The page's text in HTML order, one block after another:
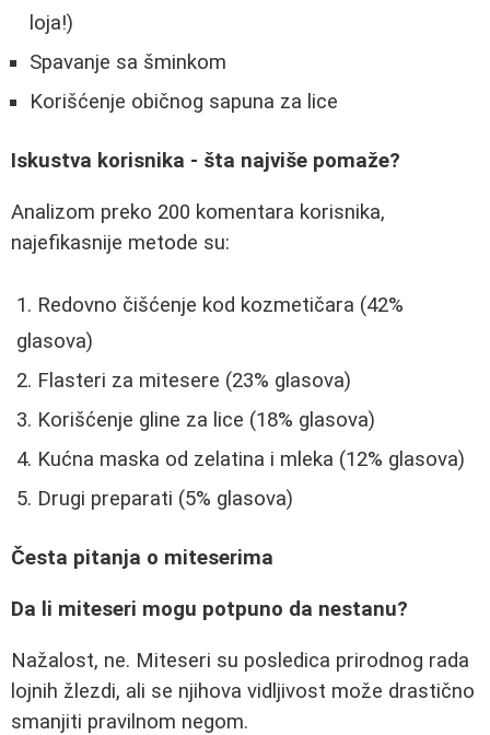
loja!)
Spavanje sa šminkom
Korišćenje običnog sapuna za lice
Iskustva korisnika - šta najviše pomaže?
Analizom preko 200 komentara korisnika,
najefikasnije metode su:
Redovno čišćenje kod kozmetičara (42%
glasova)
Flasteri za mitesere (23% glasova)
Korišćenje gline za lice (18% glasova)
Kućna maska od zelatina i mleka (12% glasova)
Drugi preparati (5% glasova)
Česta pitanja o miteserima
Da li miteseri mogu potpuno da nestanu?
Nažalost, ne. Miteseri su posledica prirodnog rada
lojnih žlezdi, ali se njihova vidljivost može drastično
smanjiti pravilnom negom.